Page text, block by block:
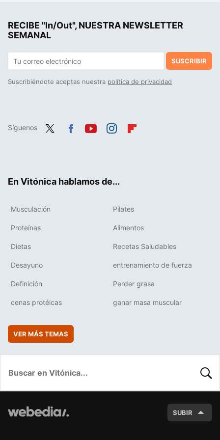
RECIBE "In/Out", NUESTRA NEWSLETTER
SEMANAL
SUSCRIBIR
Suscribiéndote aceptas nuestra política de privacidad
Síguenos
En Vitónica hablamos de...
Musculación Pilates
Proteínas Alimentos
Dietas Recetas Saludables
Desayuno entrenamiento de fuerza
Definición Perder grasa
cenas protéicas ganar masa muscular
VER MÁS TEMAS
SUBIR